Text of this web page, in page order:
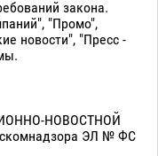
закона.
"Промо",
новости", "Пресс -
НОВОСТНОЙ
ЭЛ № ФС